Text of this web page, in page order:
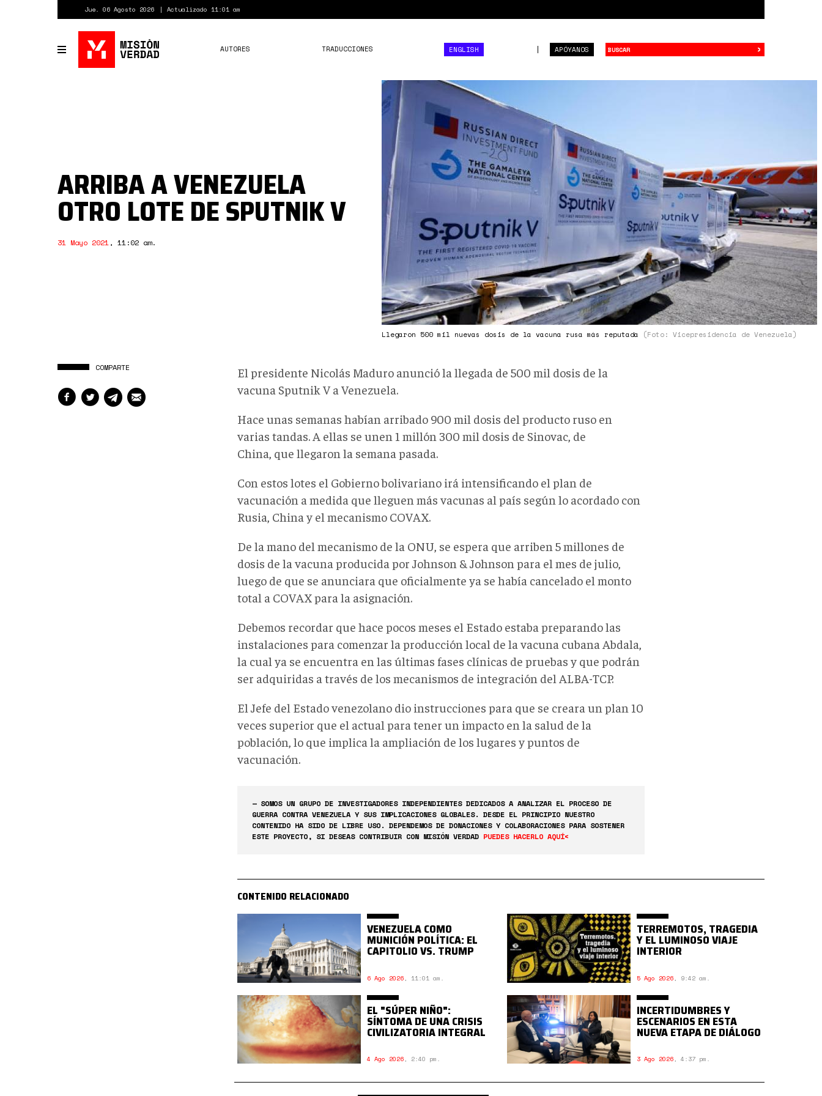
Jue. 06 Agosto 2026 Actualizado 11:01 am
Toggle
navigation
APÓYANOS
AUTORES TRADUCCIONES ENGLISH ›
sputnik
v
conviasa.jpg
Llegaron 500 mil nuevas dosis de la vacuna rusa más reputada (Foto: Vicepresidencia de Venezuela)
ARRIBA A VENEZUELA
OTRO LOTE DE SPUTNIK V
31 Mayo 2021, 11:02 am.
COMPARTE
El presidente Nicolás Maduro anunció la llegada de 500 mil dosis de la
vacuna Sputnik V a Venezuela.
Hace unas semanas habían arribado 900 mil dosis del producto ruso en
varias tandas. A ellas se unen 1 millón 300 mil dosis de Sinovac, de
China, que llegaron la semana pasada.
Con estos lotes el Gobierno bolivariano irá intensificando el plan de
vacunación a medida que lleguen más vacunas al país según lo acordado con
Rusia, China y el mecanismo COVAX.
De la mano del mecanismo de la ONU, se espera que arriben 5 millones de
dosis de la vacuna producida por Johnson & Johnson para el mes de julio,
luego de que se anunciara que oficialmente ya se había cancelado el monto
total a COVAX para la asignación.
Debemos recordar que hace pocos meses el Estado estaba preparando las
instalaciones para comenzar la producción local de la vacuna cubana Abdala,
la cual ya se encuentra en las últimas fases clínicas de pruebas y que podrán
ser adquiridas a través de los mecanismos de integración del ALBA-TCP.
El Jefe del Estado venezolano dio instrucciones para que se creara un plan 10
veces superior que el actual para tener un impacto en la salud de la
población, lo que implica la ampliación de los lugares y puntos de
vacunación.
— SOMOS UN GRUPO DE INVESTIGADORES INDEPENDIENTES DEDICADOS A ANALIZAR EL PROCESO DE
GUERRA CONTRA VENEZUELA Y SUS IMPLICACIONES GLOBALES. DESDE EL PRINCIPIO NUESTRO
CONTENIDO HA SIDO DE LIBRE USO. DEPENDEMOS DE DONACIONES Y COLABORACIONES PARA SOSTENER
ESTE PROYECTO, SI DESEAS CONTRIBUIR CON MISIÓN VERDAD PUEDES HACERLO AQUÍ<
CONTENIDO RELACIONADO
VENEZUELA COMO
MUNICIÓN POLÍTICA: EL
CAPITOLIO VS. TRUMP
6 Ago 2026, 11:01 am.
TERREMOTOS, TRAGEDIA
Y EL LUMINOSO VIAJE
INTERIOR
5 Ago 2026, 9:42 am.
EL "SÚPER NIÑO":
SÍNTOMA DE UNA CRISIS
CIVILIZATORIA INTEGRAL
4 Ago 2026, 2:40 pm.
INCERTIDUMBRES Y
ESCENARIOS EN ESTA
NUEVA ETAPA DE DIÁLOGO
3 Ago 2026,4:37 pm.